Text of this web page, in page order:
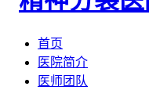
首页
医院简介
医师团队